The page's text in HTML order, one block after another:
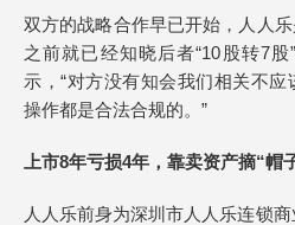
双方的战略合作早已开始，人人
之前就已经知晓后者“10股转7
示，“对方没有知会我们相关不
操作都是合法合规的。”
上市8年亏损4年，靠卖资产摘“帽
人人乐前身为深圳市人人乐连锁